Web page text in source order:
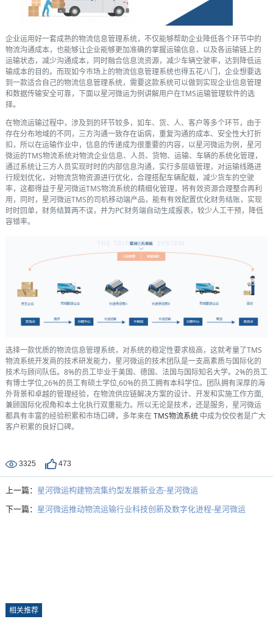
企业运用好一套成熟的物流信息管理系统，不仅能够帮助企业降低各个环节中的
物流沟通成本，也能够让企业能够更加准确的掌握运输信息，以及各运输链上的
运输状态，减少沟通成本，同时融合信息流资源，减少车辆空驶率，达到降低运
输成本的目的。而现如今市场上的物流信息管理系统也得五花八门，企业想要选
到一款适合自己的物流信息管理系统，需要这款系统可以做到实现企业信息管理
和数据传输安全可靠，下面以星河微运为例讲解用户在TMS运输管理软件的选
择。
在物流运输过程中，涉及到的环节较多，如车、货、人、客户等多个环节，由于
存在分布地域的不同，三方沟通一致存在诟病，重复沟通的成本、安全性大打折
扣，所以在运输作业中，信息的传递成为很重要的内容，以星河微运为例，星河
微运的TMS物流系统对物流企业信息、人员、货物、运输、车辆的系统化管理，
通过系统让三方人员实现时时的内部信息沟通，实行多层级管理，对运输线路进
行规划优化，对物流货物资源进行优化，合理搭配车辆配载，减少货车的空驶
率，这都得益于星河微运TMS物流系统的精细化管理，将有效资源合理整合再利
用，同时，星河微运TMS的司机移动端产品，能有有效配置优化财务结账，实现
时时回单，财务结算两不误，并为PC财务端自动生成报表，较少人工干预，降低
容错率。
选择一款优质的物流信息管理系统，对系统的稳定性要求极高，这就考量了TMS
物流系统开发商的技术研发能力，星河微运的技术团队是一支高素质与国际化的
技术与顾问队伍。8%的员工毕业于美国、德国、法国与国际知名大学。2%的员工
有博士学位,26%的员工有硕土学位,60%的员工拥有本科学位。团队拥有深厚的海
外背景和卓越的管理经验，在物流供应链解决方案的设计、开发和实施工作方面,
兼顾国际化视角和本土化执行双重能力。所以无论是技术，还是服务，星河微运
都具有丰富的经验积累和市场口碑，多年来在TMS物流系统 中成为佼佼者是广大
客户积累的良好口碑。
3325 473
上一篇： 星河微运构建物流集约型发展新业态-星河微运
下一篇： 星河微运推动物流运输行业科技创新及数字化进程-星河微运
相关推荐